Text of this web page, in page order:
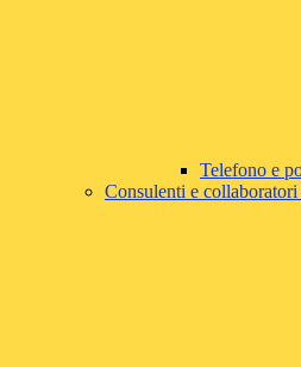
Telefono e
Consulenti e collaboratori